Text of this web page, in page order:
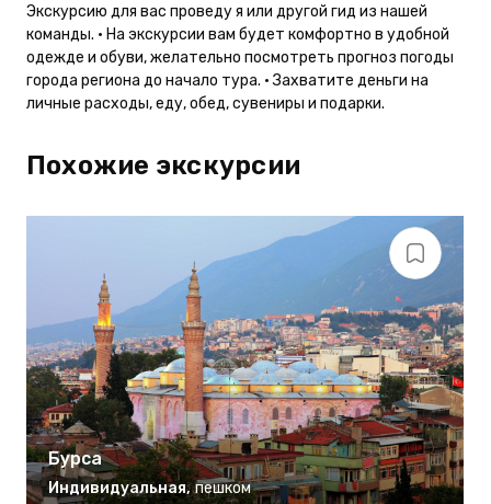
Экскурсию для вас проведу я или другой гид из нашей
команды. • На экскурсии вам будет комфортно в удобной
одежде и обуви, желательно посмотреть прогноз погоды
города региона до начало тура. • Захватите деньги на
личные расходы, еду, обед, сувениры и подарки.
Похожие экскурсии
Бурса
Индивидуальная, пешком